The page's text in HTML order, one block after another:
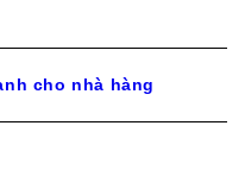
cho nhà hàng